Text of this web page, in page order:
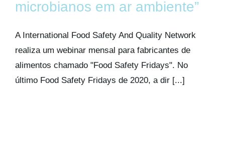
microbianos em ar ambiente”
A International Food Safety And Quality Network
realiza um webinar mensal para fabricantes de
alimentos chamado "Food Safety Fridays". No
último Food Safety Fridays de 2020, a dir [...]